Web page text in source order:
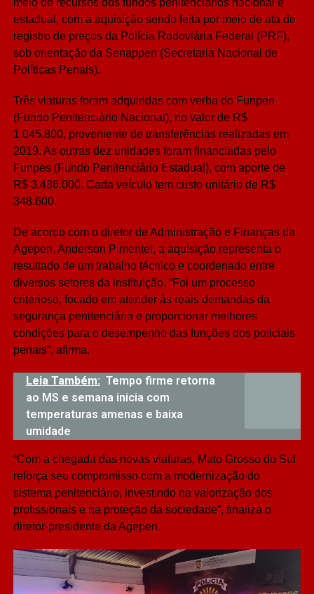
meio de recursos dos fundos penitenciários nacional e
estadual, com a aquisição sendo feita por meio de ata de
registro de preços da Polícia Rodoviária Federal (PRF),
sob orientação da Senappen (Secretaria Nacional de
Políticas Penais).
Três viaturas foram adquiridas com verba do Funpen
(Fundo Penitenciário Nacional), no valor de R$
1.045.800, proveniente de transferências realizadas em
2019. As outras dez unidades foram financiadas pelo
Funpes (Fundo Penitenciário Estadual), com aporte de
R$ 3.486.000. Cada veículo tem custo unitário de R$
348.600.
De acordo com o diretor de Administração e Finanças da
Agepen, Anderson Pimentel, a aquisição representa o
resultado de um trabalho técnico e coordenado entre
diversos setores da instituição. “Foi um processo
criterioso, focado em atender às reais demandas da
segurança penitenciária e proporcionar melhores
condições para o desempenho das funções dos policiais
penais”, afirma.
Leia Também: Tempo firme retorna
ao MS e semana inicia com
temperaturas amenas e baixa
umidade
“Com a chegada das novas viaturas, Mato Grosso do Sul
reforça seu compromisso com a modernização do
sistema penitenciário, investindo na valorização dos
profissionais e na proteção da sociedade”, finaliza o
diretor-presidente da Agepen.